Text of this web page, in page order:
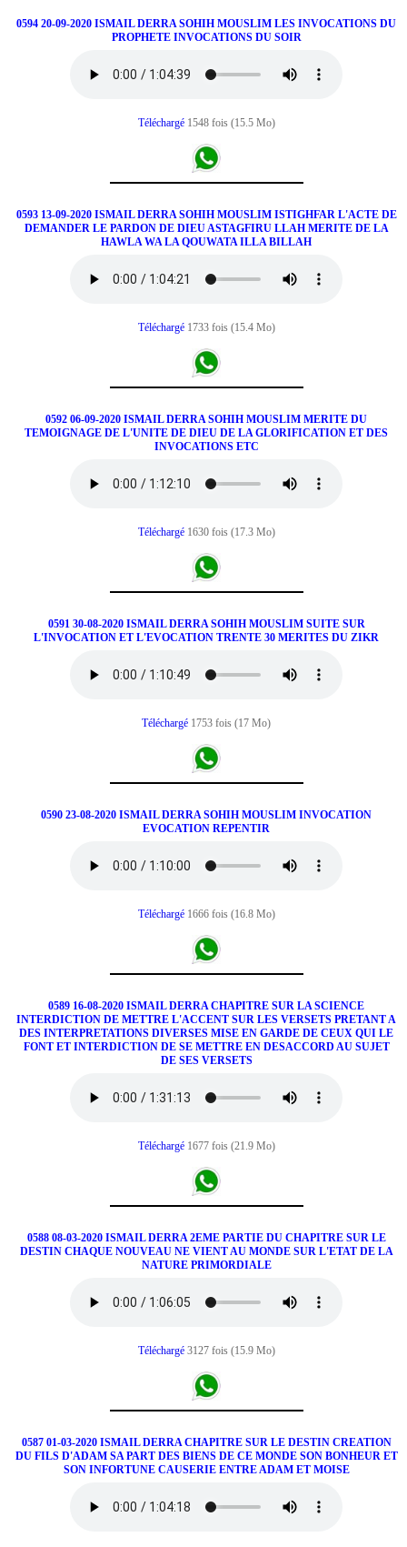
0594 20-09-2020 ISMAIL DERRA SOHIH MOUSLIM LES INVOCATIONS DU
PROPHETE INVOCATIONS DU SOIR
Téléchargé 1548 fois (15.5 Mo)
0593 13-09-2020 ISMAIL DERRA SOHIH MOUSLIM ISTIGHFAR L'ACTE DE
DEMANDER LE PARDON DE DIEU ASTAGFIRU LLAH MERITE DE LA
HAWLA WA LA QOUWATA ILLA BILLAH
Téléchargé 1733 fois (15.4 Mo)
0592 06-09-2020 ISMAIL DERRA SOHIH MOUSLIM MERITE DU
TEMOIGNAGE DE L'UNITE DE DIEU DE LA GLORIFICATION ET DES
INVOCATIONS ETC
Téléchargé 1630 fois (17.3 Mo)
0591 30-08-2020 ISMAIL DERRA SOHIH MOUSLIM SUITE SUR
L'INVOCATION ET L'EVOCATION TRENTE 30 MERITES DU ZIKR
Téléchargé 1753 fois (17 Mo)
0590 23-08-2020 ISMAIL DERRA SOHIH MOUSLIM INVOCATION
EVOCATION REPENTIR
Téléchargé 1666 fois (16.8 Mo)
0589 16-08-2020 ISMAIL DERRA CHAPITRE SUR LA SCIENCE
INTERDICTION DE METTRE L'ACCENT SUR LES VERSETS PRETANT A
DES INTERPRETATIONS DIVERSES MISE EN GARDE DE CEUX QUI LE
FONT ET INTERDICTION DE SE METTRE EN DESACCORD AU SUJET
DE SES VERSETS
Téléchargé 1677 fois (21.9 Mo)
0588 08-03-2020 ISMAIL DERRA 2EME PARTIE DU CHAPITRE SUR LE
DESTIN CHAQUE NOUVEAU NE VIENT AU MONDE SUR L'ETAT DE LA
NATURE PRIMORDIALE
Téléchargé 3127 fois (15.9 Mo)
0587 01-03-2020 ISMAIL DERRA CHAPITRE SUR LE DESTIN CREATION
DU FILS D'ADAM SA PART DES BIENS DE CE MONDE SON BONHEUR ET
SON INFORTUNE CAUSERIE ENTRE ADAM ET MOISE